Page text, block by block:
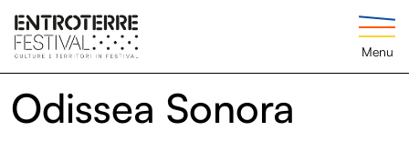
Menu
Odissea Sonora